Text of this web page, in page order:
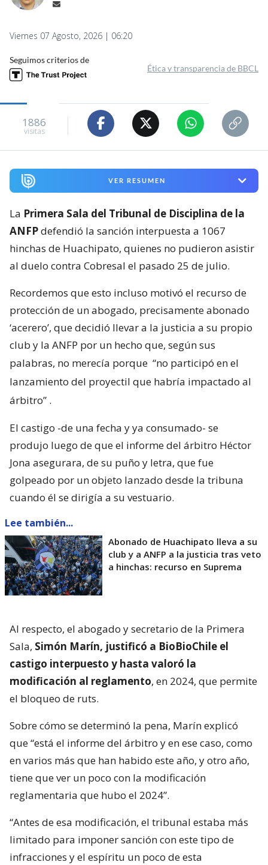
Viernes 07 Agosto, 2026 | 06:20
Seguimos criterios de
Ética y transparencia de BBCL
1886
visitas
VER RESUMEN
La Primera Sala del Tribunal de Disciplina de la
ANFPdefendió la sanción interpuesta a 1067
hinchas de Huachipato, quienes no pudieron asistir
al duelo contra Cobresal el pasado 25 de julio.
Recordemos que esto incluso motivó el recurso de
protección de un abogado, precisamente abonado
‘acerero’, que decidió llevar a la justicia a su propio
club y la ANFP por un hecho que, según sus
palabras, no merecía porque “no participó en el
lanzamiento del proyectil que habría impactado al
árbitro” .
El castigo -de una fecha y ya consumado- se
produjo luego de que el informe del árbitro Héctor
Jona asegurara, de su puño y letra, que fue
golpeado por un objeto lanzado desde la tribuna
cuando él se dirigía a su vestuario.
Lee también...
Abonado de Huachipato lleva a su
club y a ANFP a la justicia tras veto
a hinchas: recurso en Suprema
Al respecto, el abogado y secretario de la Primera
Sala, Simón Marín, justificó a BioBioChile el
castigo interpuesto y hasta valoró la
modificación al reglamento, en 2024, que permite
el bloqueo de ruts.
Sobre cómo se determinó la pena, Marín explicó
que “está el informe del árbitro y en ese caso, como
en varios más que han habido este año, y otro año,
tiene que ver un poco con la modificación
reglamentaria que hubo el 2024”.
“Antes de esa modificación, el tribunal estaba más
limitado para imponer sanción con este tipo de
infracciones y el espíritu un poco de esta